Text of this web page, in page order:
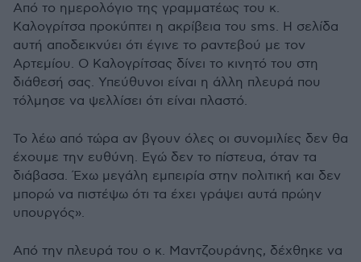
Από το ημερολόγιο της γραμματέως του κ.
Καλογρίτσα προκύπτει η ακρίβεια του sms. Η σελίδα
αυτή αποδεικνύει ότι έγινε το ραντεβού με τον
Aρτεμίου. Ο Καλογρίτσας δίνει το κινητό του στη
διάθεσή σας. Υπεύθυνοι είναι η άλλη πλευρά που
τόλμησε να ψελλίσει ότι είναι πλαστό.
Το λέω από τώρα αν βγουν όλες οι συνομιλίες δεν θα
έχουμε την ευθύνη. Εγώ δεν το πίστευα, όταν τα
διάβασα. Έχω μεγάλη εμπειρία στην πολιτική και δεν
μπορώ να πιστέψω ότι τα έχει γράψει αυτά πρώην
υπουργός».
Από την πλευρά του ο κ. Μαντζουράνης, δέχθηκε να